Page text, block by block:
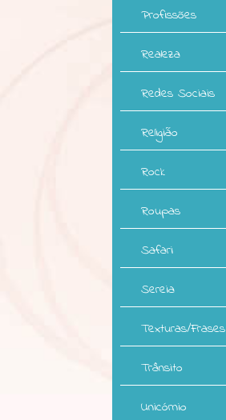
Profissões
Realeza
Redes Sociais
Religião
Rock
Roupas
Safari
Sereia
Texturas/Frases
Trânsito
Unicórnio